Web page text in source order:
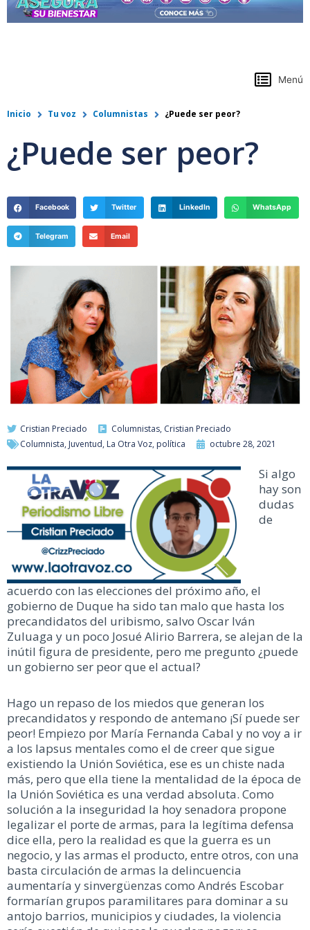
Menú
Inicio Tu voz Columnistas ¿Puede ser peor?
¿Puede ser peor?
Facebook Twitter LinkedIn WhatsApp
Telegram Email
Cristian Preciado Columnistas, Cristian Preciado
Columnista, Juventud, La Otra Voz, política octubre 28, 2021
Si algo
hay son
dudas
de
acuerdo con las elecciones del próximo año, el
gobierno de Duque ha sido tan malo que hasta los
precandidatos del uribismo, salvo Oscar Iván
Zuluaga y un poco Josué Alirio Barrera, se alejan de la
inútil figura de presidente, pero me pregunto ¿puede
un gobierno ser peor que el actual?
Hago un repaso de los miedos que generan los
precandidatos y respondo de antemano ¡Sí puede ser
peor! Empiezo por María Fernanda Cabal y no voy a ir
a los lapsus mentales como el de creer que sigue
existiendo la Unión Soviética, ese es un chiste nada
más, pero que ella tiene la mentalidad de la época de
la Unión Soviética es una verdad absoluta. Como
solución a la inseguridad la hoy senadora propone
legalizar el porte de armas, para la legítima defensa
dice ella, pero la realidad es que la guerra es un
negocio, y las armas el producto, entre otros, con una
basta circulación de armas la delincuencia
aumentaría y sinvergüenzas como Andrés Escobar
formarían grupos paramilitares para dominar a su
antojo barrios, municipios y ciudades, la violencia